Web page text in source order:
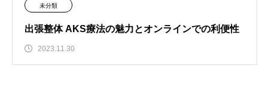
未分類
出張整体 AKS療法の魅力とオンラインでの利便性
2023.11.30